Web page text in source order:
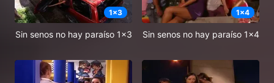
1x3
Sin senos no hay paraíso 1x3
1x4
Sin senos no hay paraíso 1x4